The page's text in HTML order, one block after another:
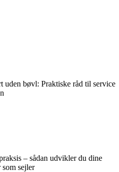
uden bøvl: Praktiske råd til service
– sådan udvikler du dine
sejler